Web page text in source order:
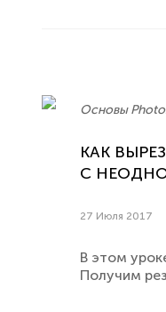
Основы
КАК
С
27 Июля 2017
В этом
Получим